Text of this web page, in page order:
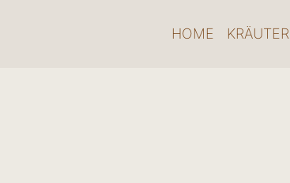
HOME KRÄUTER